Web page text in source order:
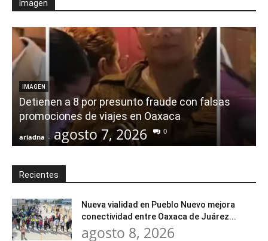
Imagen
IMAGEN
Detienen a 8 por presunto fraude con falsas
promociones de viajes en Oaxaca
ariadna - agosto 7, 2026 0
Recientes
Nueva vialidad en Pueblo Nuevo mejora
conectividad entre Oaxaca de Juárez...
agosto 8, 2026